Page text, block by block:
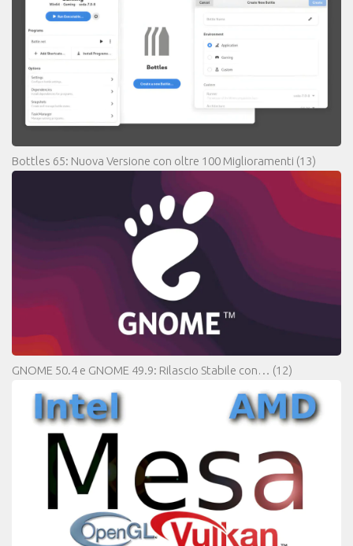
Bottles 65: Nuova Versione con oltre 100 Miglioramenti (13)
GNOME 50.4 e GNOME 49.9: Rilascio Stabile con… (12)